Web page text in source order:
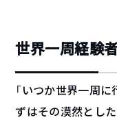
世界一周経験
「いつか世界一周に
ずはその漠然とし